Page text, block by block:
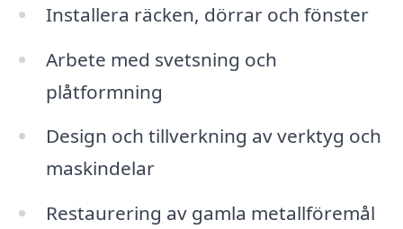
Installera räcken, dörrar och fönster
Arbete med svetsning och
plåtformning
Design och tillverkning av verktyg och
maskindelar
Restaurering av gamla metallföremål